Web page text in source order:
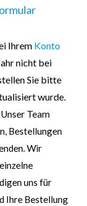
Ihrem Konto
nicht bei
Sie bitte
wurde.
Unser Team
Bestellungen
Wir
uns für
Ihre Bestellung